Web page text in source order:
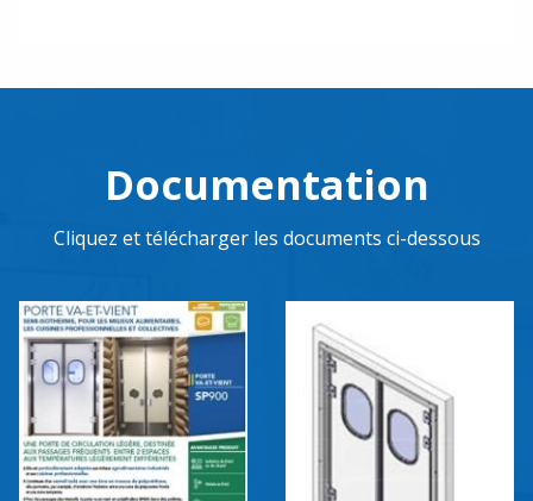
Documentation
Cliquez et télécharger les documents ci-dessous